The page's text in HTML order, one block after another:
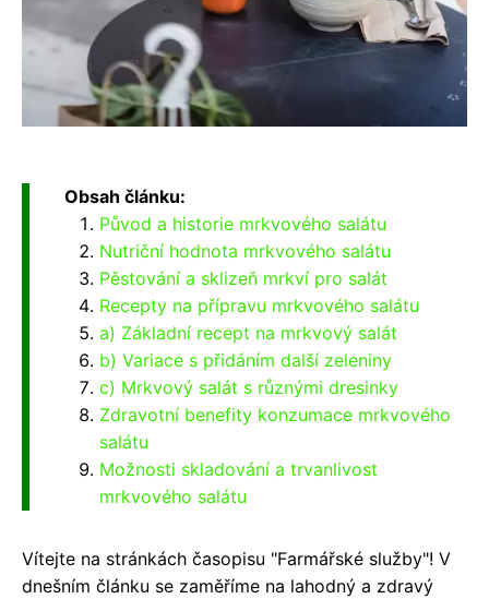
Obsah článku:
Původ a historie mrkvového salátu
Nutriční hodnota mrkvového salátu
Pěstování a sklizeň mrkví pro salát
Recepty na přípravu mrkvového salátu
a) Základní recept na mrkvový salát
b) Variace s přidáním další zeleniny
c) Mrkvový salát s různými dresinky
Zdravotní benefity konzumace mrkvového
salátu
Možnosti skladování a trvanlivost
mrkvového salátu
Vítejte na stránkách časopisu "Farmářské služby"! V
dnešním článku se zaměříme na lahodný a zdravý